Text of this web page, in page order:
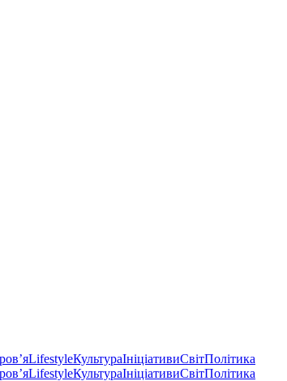
LifestyleКультураІніціативиСвітПолітика
LifestyleКультураІніціативиСвітПолітика